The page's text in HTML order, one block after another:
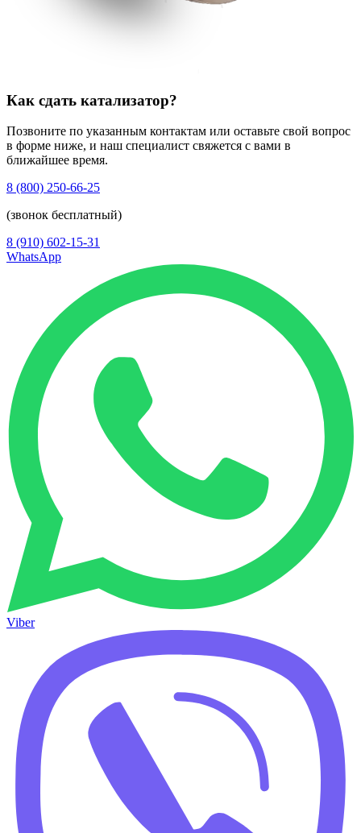
Как сдать катализатор?
Позвоните по указанным контактам или оставьте свой вопрос
в форме ниже, и наш специалист свяжется с вами в
ближайшее время.
8 (800) 250-66-25
(звонок бесплатный)
8 (910) 602-15-31
WhatsApp
Viber